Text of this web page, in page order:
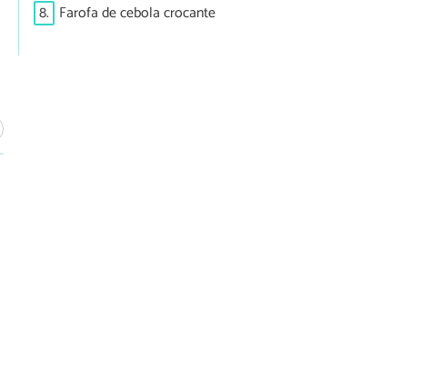
8. Farofa de cebola crocante